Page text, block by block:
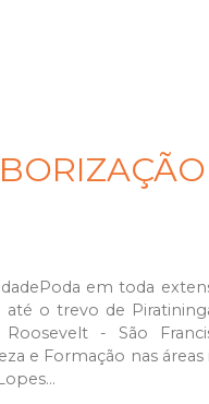
em toda
o trevo de
Roosevelt - São
e Formação nas